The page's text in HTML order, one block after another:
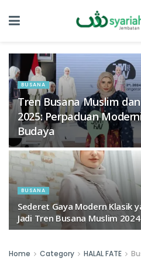
BUSANA
Tren Busana Muslim
2025: Perpaduan
Budaya
BUSANA
Sederet Gaya Modern Klasik
Jadi Tren Busana Muslim 2024
Home Category HALAL FATE